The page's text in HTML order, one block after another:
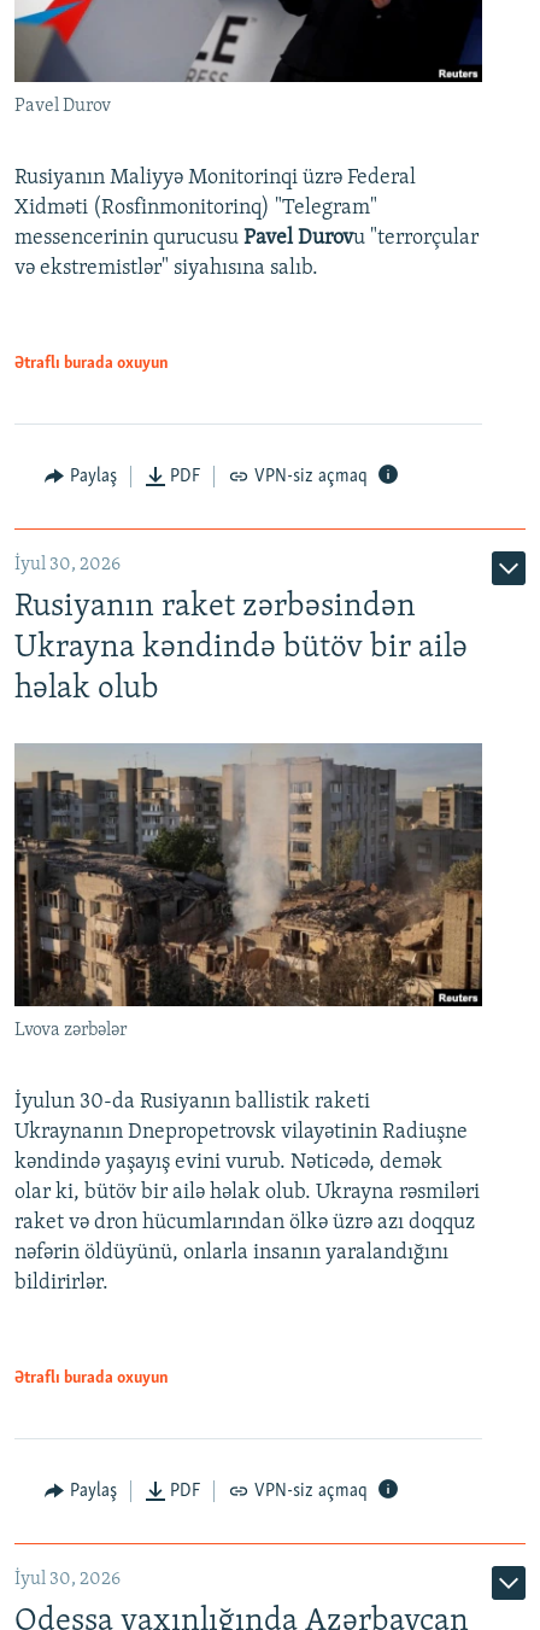
Pavel Durov
Rusiyanın Maliyyə Monitorinqi üzrə Federal
Xidməti (Rosfinmonitorinq) "Telegram"
messencerinin qurucusu Pavel Durovu "terrorçular
və ekstremistlər" siyahısına salıb.
Ətraflı burada oxuyun
Paylaş PDF VPN-siz açmaq
İyul 30, 2026
Rusiyanın raket zərbəsindən
Ukrayna kəndində bütöv bir ailə
həlak olub
Lvova zərbələr
İyulun 30-da Rusiyanın ballistik raketi
Ukraynanın Dnepropetrovsk vilayətinin Radiuşne
kəndində yaşayış evini vurub. Nəticədə, demək
olar ki, bütöv bir ailə həlak olub. Ukrayna rəsmiləri
raket və dron hücumlarından ölkə üzrə azı doqquz
nəfərin öldüyünü, onlarla insanın yaralandığını
bildirirlər.
Ətraflı burada oxuyun
Paylaş PDF VPN-siz açmaq
İyul 30, 2026
Odessa yaxınlığında Azərbaycan